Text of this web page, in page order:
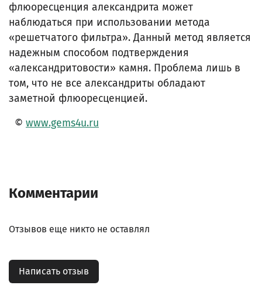
флюоресценция александрита может
наблюдаться при использовании метода
«решетчатого фильтра». Данный метод является
надежным способом подтверждения
«александритовости» камня. Проблема лишь в
том, что не все александриты обладают
заметной флюоресценцией.
© www.gems4u.ru
Комментарии
Отзывов еще никто не оставлял
Написать отзыв